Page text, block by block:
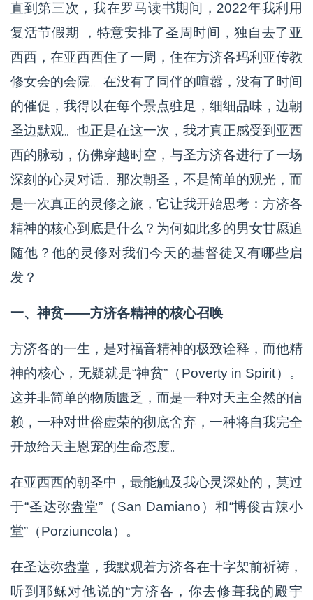
直到第三次，我在罗马读书期间，2022年我利用
复活节假期 ，特意安排了圣周时间，独自去了亚
西西，在亚西西住了一周，住在方济各玛利亚传教
修女会的会院。在没有了同伴的喧嚣，没有了时间
的催促，我得以在每个景点驻足，细细品味，边朝
圣边默观。也正是在这一次，我才真正感受到亚西
西的脉动，仿佛穿越时空，与圣方济各进行了一场
深刻的心灵对话。那次朝圣，不是简单的观光，而
是一次真正的灵修之旅，它让我开始思考：方济各
精神的核心到底是什么？为何如此多的男女甘愿追
随他？他的灵修对我们今天的基督徒又有哪些启
发？
一、神贫——方济各精神的核心召唤
方济各的一生，是对福音精神的极致诠释，而他精
神的核心，无疑就是“神贫”（Poverty in Spirit）。
这并非简单的物质匮乏，而是一种对天主全然的信
赖，一种对世俗虚荣的彻底舍弃，一种将自我完全
开放给天主恩宠的生命态度。
在亚西西的朝圣中，最能触及我心灵深处的，莫过
于“圣达弥盎堂”（San Damiano）和“博俊古辣小
堂”（Porziuncola）。
在圣达弥盎堂，我默观着方济各在十字架前祈祷，
听到耶稣对他说的“方济各，你去修葺我的殿宇